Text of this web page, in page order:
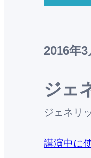
2016年3
ジェ
ジェネリ
講演中に